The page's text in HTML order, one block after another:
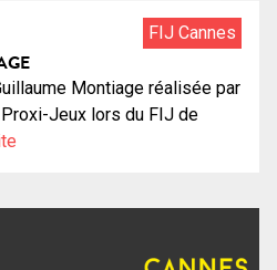
FIJ Cannes
Montiage réalisée par
Jeux lors du FIJ de